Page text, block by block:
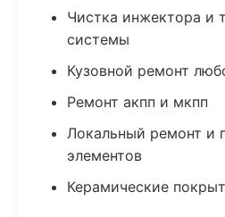
Чистка инжектора и
системы
Кузовной ремонт
Ремонт акпп и мкпп
Локальный ремонт и
элементов
Керамические